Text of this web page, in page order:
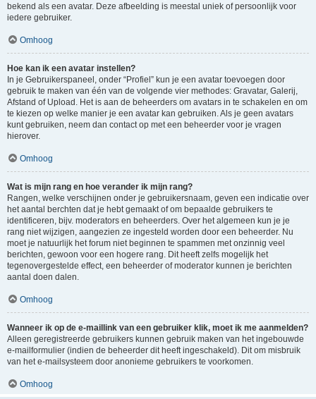
bekend als een avatar. Deze afbeelding is meestal uniek of persoonlijk voor
iedere gebruiker.
Omhoog
Hoe kan ik een avatar instellen?
In je Gebruikerspaneel, onder “Profiel” kun je een avatar toevoegen door
gebruik te maken van één van de volgende vier methodes: Gravatar, Galerij,
Afstand of Upload. Het is aan de beheerders om avatars in te schakelen en om
te kiezen op welke manier je een avatar kan gebruiken. Als je geen avatars
kunt gebruiken, neem dan contact op met een beheerder voor je vragen
hierover.
Omhoog
Wat is mijn rang en hoe verander ik mijn rang?
Rangen, welke verschijnen onder je gebruikersnaam, geven een indicatie over
het aantal berchten dat je hebt gemaakt of om bepaalde gebruikers te
identificeren, bijv. moderators en beheerders. Over het algemeen kun je je
rang niet wijzigen, aangezien ze ingesteld worden door een beheerder. Nu
moet je natuurlijk het forum niet beginnen te spammen met onzinnig veel
berichten, gewoon voor een hogere rang. Dit heeft zelfs mogelijk het
tegenovergestelde effect, een beheerder of moderator kunnen je berichten
aantal doen dalen.
Omhoog
Wanneer ik op de e-maillink van een gebruiker klik, moet ik me aanmelden?
Alleen geregistreerde gebruikers kunnen gebruik maken van het ingebouwde
e-mailformulier (indien de beheerder dit heeft ingeschakeld). Dit om misbruik
van het e-mailsysteem door anonieme gebruikers te voorkomen.
Omhoog